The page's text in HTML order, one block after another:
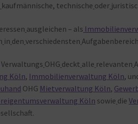
kaufmännische, technische oder
ausgleichen – als
in den verschiedensten
Verwaltungs OHG deckt alle relevanten
Köln, Immobilienverwaltung Köln,
OHG Mietverwaltung Köln,
Köln sowie die